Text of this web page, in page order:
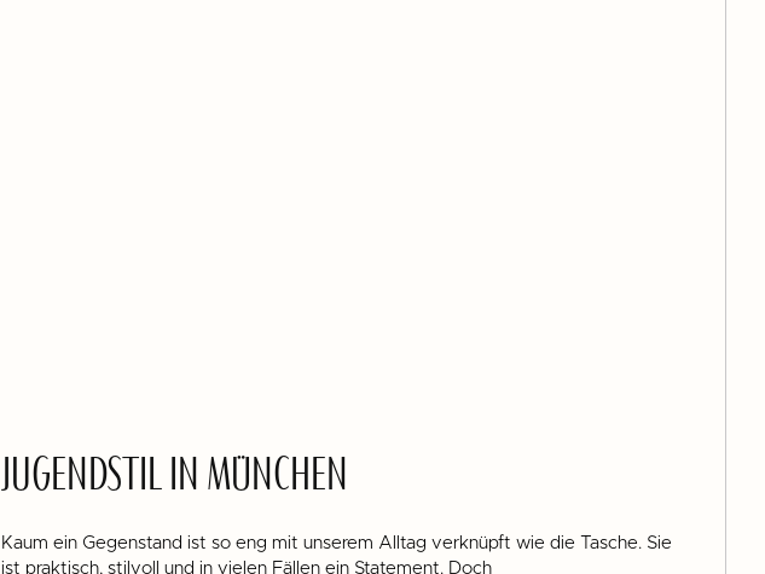
JUGENDSTIL IN MÜNCHEN
Kaum ein Gegenstand ist so eng mit unserem Alltag verknüpft wie die Tasche. Sie
ist praktisch, stilvoll und in vielen Fällen ein Statement. Doch